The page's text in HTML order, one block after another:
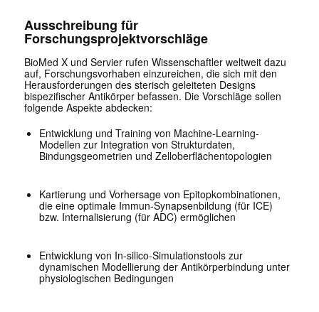
Ausschreibung für
Forschungsprojektvorschläge
BioMed X und Servier rufen Wissenschaftler weltweit dazu
auf, Forschungsvorhaben einzureichen, die sich mit den
Herausforderungen des sterisch geleiteten Designs
bispezifischer Antikörper befassen. Die Vorschläge sollen
folgende Aspekte abdecken:
Entwicklung und Training von Machine-Learning-
Modellen zur Integration von Strukturdaten,
Bindungsgeometrien und Zelloberflächentopologien
Kartierung und Vorhersage von Epitopkombinationen,
die eine optimale Immun-Synapsenbildung (für ICE)
bzw. Internalisierung (für ADC) ermöglichen
Entwicklung von In-silico-Simulationstools zur
dynamischen Modellierung der Antikörperbindung unter
physiologischen Bedingungen